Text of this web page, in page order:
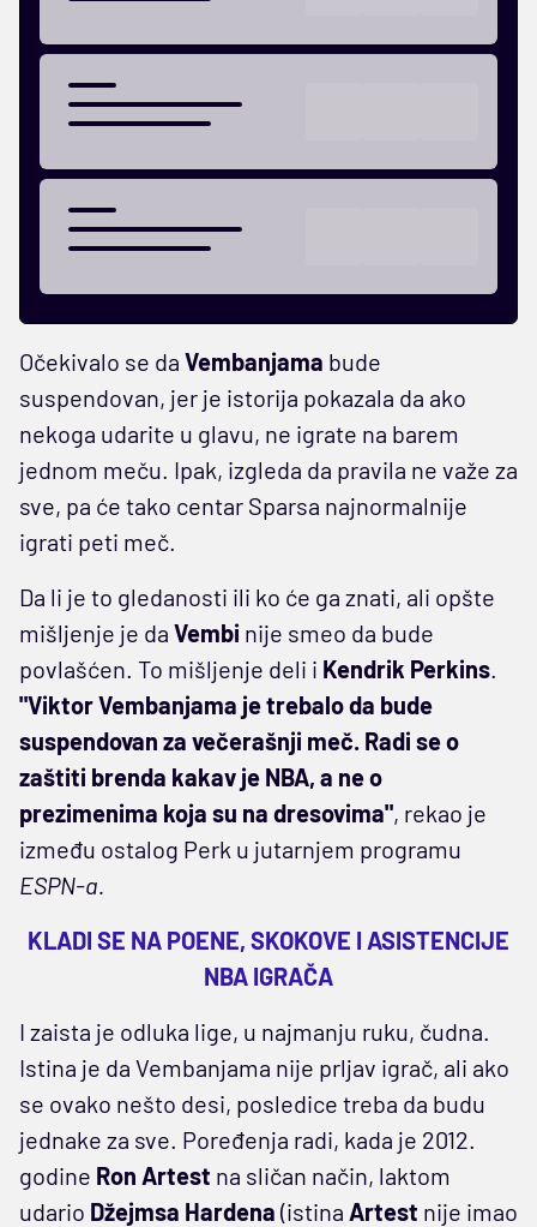
Očekivalo se da Vembanjama bude
suspendovan, jer je istorija pokazala da ako
nekoga udarite u glavu, ne igrate na barem
jednom meču. Ipak, izgleda da pravila ne važe za
sve, pa će tako centar Sparsa najnormalnije
igrati peti meč.
Da li je to gledanosti ili ko će ga znati, ali opšte
mišljenje je da Vembi nije smeo da bude
povlašćen. To mišljenje deli i Kendrik Perkins.
"Viktor Vembanjama je trebalo da bude
suspendovan za večerašnji meč. Radi se o
zaštiti brenda kakav je NBA, a ne o
prezimenima koja su na dresovima", rekao je
između ostalog Perk u jutarnjem programu
ESPN-a.
KLADI SE NA POENE, SKOKOVE I ASISTENCIJE
NBA IGRAČA
I zaista je odluka lige, u najmanju ruku, čudna.
Istina je da Vembanjama nije prljav igrač, ali ako
se ovako nešto desi, posledice treba da budu
jednake za sve. Poređenja radi, kada je 2012.
godine Ron Artest na sličan način, laktom
udario Džejmsa Hardena (istina Artest nije imao